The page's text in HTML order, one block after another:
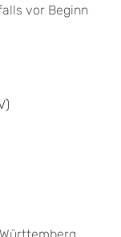
vor Beginn